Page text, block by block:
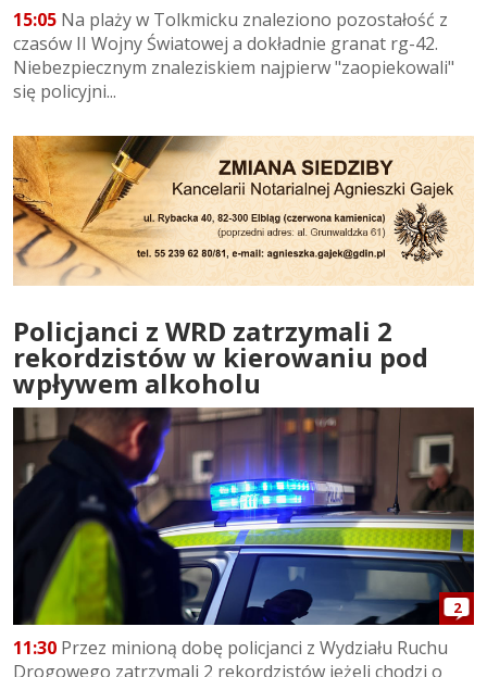
15:05 Na plaży w Tolkmicku znaleziono pozostałość z
czasów II Wojny Światowej a dokładnie granat rg-42.
Niebezpiecznym znaleziskiem najpierw "zaopiekowali"
się policyjni...
Policjanci z WRD zatrzymali 2
rekordzistów w kierowaniu pod
wpływem alkoholu
2
11:30 Przez minioną dobę policjanci z Wydziału Ruchu
Drogowego zatrzymali 2 rekordzistów jeżeli chodzi o